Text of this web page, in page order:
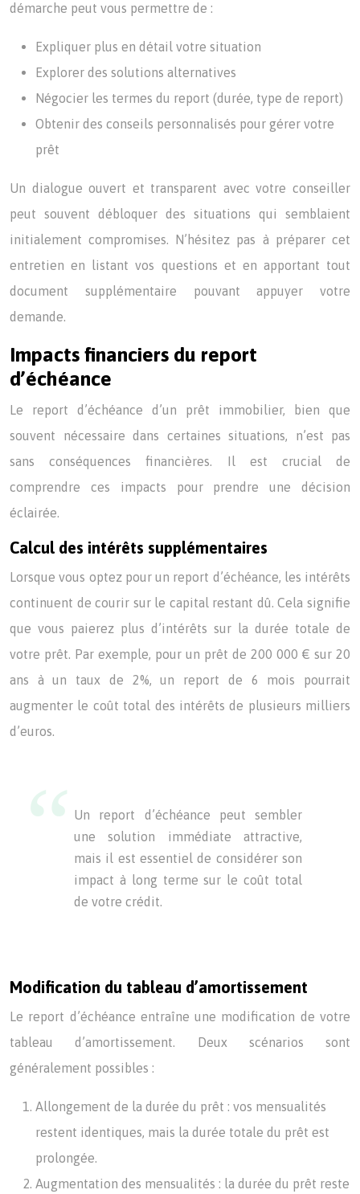
démarche peut vous permettre de :
Expliquer plus en détail votre situation
Explorer des solutions alternatives
Négocier les termes du report (durée, type de report)
Obtenir des conseils personnalisés pour gérer votre
prêt
Un dialogue ouvert et transparent avec votre conseiller
peut souvent débloquer des situations qui semblaient
initialement compromises. N’hésitez pas à préparer cet
entretien en listant vos questions et en apportant tout
document supplémentaire pouvant appuyer votre
demande.
Impacts financiers du report
d’échéance
Le report d’échéance d’un prêt immobilier, bien que
souvent nécessaire dans certaines situations, n’est pas
sans conséquences financières. Il est crucial de
comprendre ces impacts pour prendre une décision
éclairée.
Calcul des intérêts supplémentaires
Lorsque vous optez pour un report d’échéance, les intérêts
continuent de courir sur le capital restant dû. Cela signifie
que vous paierez plus d’intérêts sur la durée totale de
votre prêt. Par exemple, pour un prêt de 200 000 € sur 20
ans à un taux de 2%, un report de 6 mois pourrait
augmenter le coût total des intérêts de plusieurs milliers
d’euros.
Un report d’échéance peut sembler
une solution immédiate attractive,
mais il est essentiel de considérer son
impact à long terme sur le coût total
de votre crédit.
Modification du tableau d’amortissement
Le report d’échéance entraîne une modification de votre
tableau d’amortissement. Deux scénarios sont
généralement possibles :
Allongement de la durée du prêt : vos mensualités
restent identiques, mais la durée totale du prêt est
prolongée.
Augmentation des mensualités : la durée du prêt reste